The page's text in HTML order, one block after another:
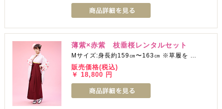
薄紫×赤紫 枝垂桜レンタルセット
Mサイズ:身長約159㎝〜163㎝ ※草履を …
販売価格(税込)
￥ 18,800 円